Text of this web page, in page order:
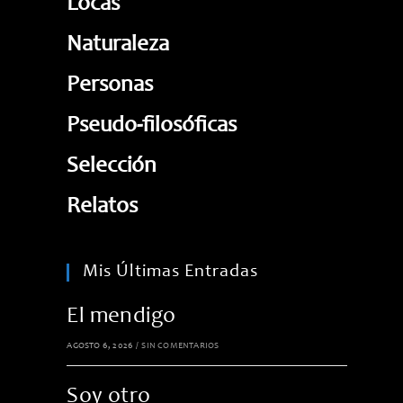
Locas
Naturaleza
Personas
Pseudo-filosóficas
Selección
Relatos
Mis Últimas Entradas
El mendigo
AGOSTO 6, 2026 / SIN COMENTARIOS
Soy otro